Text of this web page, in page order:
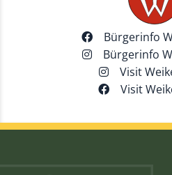
Bürgerinfo
Bürgerinfo
Visit
Visit